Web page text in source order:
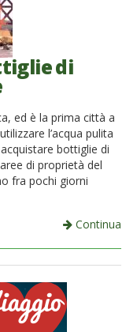
di
ed è la prima città a
l’acqua pulita
bottiglie di
di proprietà del
fra pochi giorni
Continua